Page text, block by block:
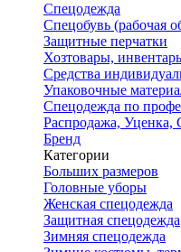
Спецодежда
Спецобувь (рабочая
Защитные перчатки
Хозтовары,
Средства
Упаковочные
Спецодежда по
Распродажа, Уценка,
Бренд
Категории
Больших размеров
Головные уборы
Женская спецодежда
Защитная спецодежда
Зимняя спецодежда